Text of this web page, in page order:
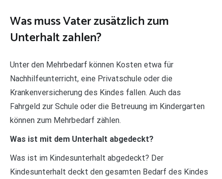
Was muss Vater zusätzlich zum
Unterhalt zahlen?
Unter den Mehrbedarf können Kosten etwa für
Nachhilfeunterricht, eine Privatschule oder die
Krankenversicherung des Kindes fallen. Auch das
Fahrgeld zur Schule oder die Betreuung im Kindergarten
können zum Mehrbedarf zählen.
Was ist mit dem Unterhalt abgedeckt?
Was ist im Kindesunterhalt abgedeckt? Der
Kindesunterhalt deckt den gesamten Bedarf des Kindes